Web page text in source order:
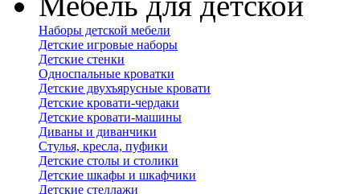
Наборы детской мебели
Детские игровые наборы
Детские стенки
Односпальные кроватки
Детские двухъярусные кровати
Детские кровати-чердаки
Детские кровати-машины
Диваны и диванчики
Стулья, кресла, пуфики
Детские столы и столики
Детские шкафы и шкафчики
Детские стеллажи